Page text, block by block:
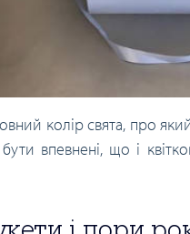
колір свята, про
впевнені, що і